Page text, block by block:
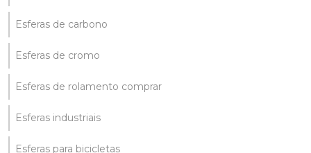
Esferas de carbono
Esferas de cromo
Esferas de rolamento comprar
Esferas industriais
Esferas para bicicletas